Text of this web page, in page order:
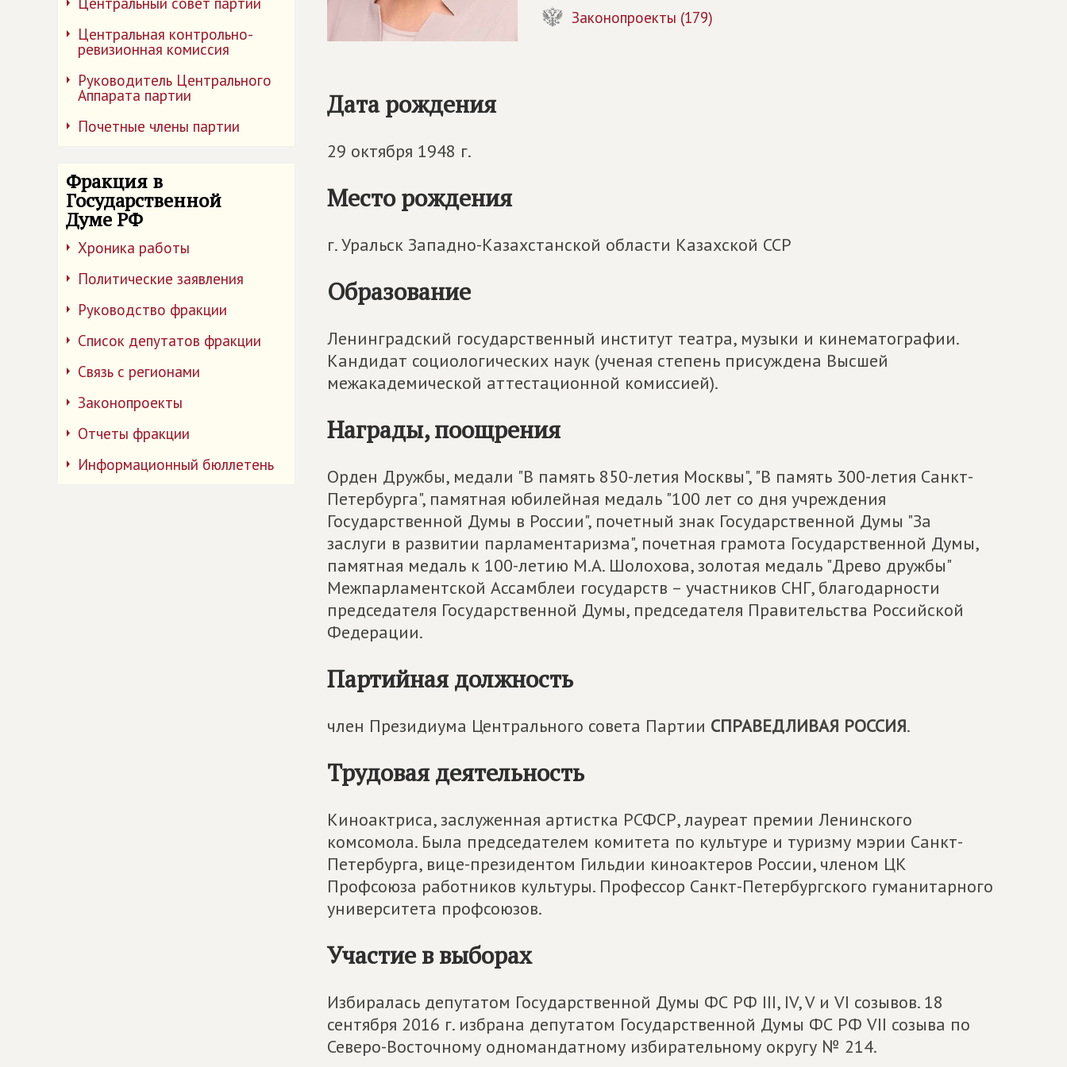
Центральная контрольно-
ревизионная комиссия
Руководитель Центрального
Аппарата партии
Почетные члены партии
Фракция в
Государственной
Думе РФ
Хроника работы
Политические заявления
Руководство фракции
Список депутатов фракции
Связь с регионами
Законопроекты
Отчеты фракции
Информационный бюллетень
Законопроекты (179)
Дата рождения
29 октября 1948 г.
Место рождения
г. Уральск Западно-Казахстанской области Казахской ССР
Образование
Ленинградский государственный институт театра, музыки и кинематографии.
Кандидат социологических наук (ученая степень присуждена Высшей
межакадемической аттестационной комиссией).
Награды, поощрения
Орден Дружбы, медали "В память 850-летия Москвы", "В память 300-летия Санкт-
Петербурга", памятная юбилейная медаль "100 лет со дня учреждения
Государственной Думы в России", почетный знак Государственной Думы "За
заслуги в развитии парламентаризма", почетная грамота Государственной Думы,
памятная медаль к 100-летию М.А. Шолохова, золотая медаль "Древо дружбы"
Межпарламентской Ассамблеи государств – участников СНГ, благодарности
председателя Государственной Думы, председателя Правительства Российской
Федерации.
Партийная должность
член Президиума Центрального совета Партии СПРАВЕДЛИВАЯ РОССИЯ.
Трудовая деятельность
Киноактриса, заслуженная артистка РСФСР, лауреат премии Ленинского
комсомола. Была председателем комитета по культуре и туризму мэрии Санкт-
Петербурга, вице-президентом Гильдии киноактеров России, членом ЦК
Профсоюза работников культуры. Профессор Санкт-Петербургского гуманитарного
университета профсоюзов.
Участие в выборах
Избиралась депутатом Государственной Думы ФС РФ III, IV, V и VI созывов. 18
сентября 2016 г. избрана депутатом Государственной Думы ФС РФ VII созыва по
Северо-Восточному одномандатному избирательному округу № 214.